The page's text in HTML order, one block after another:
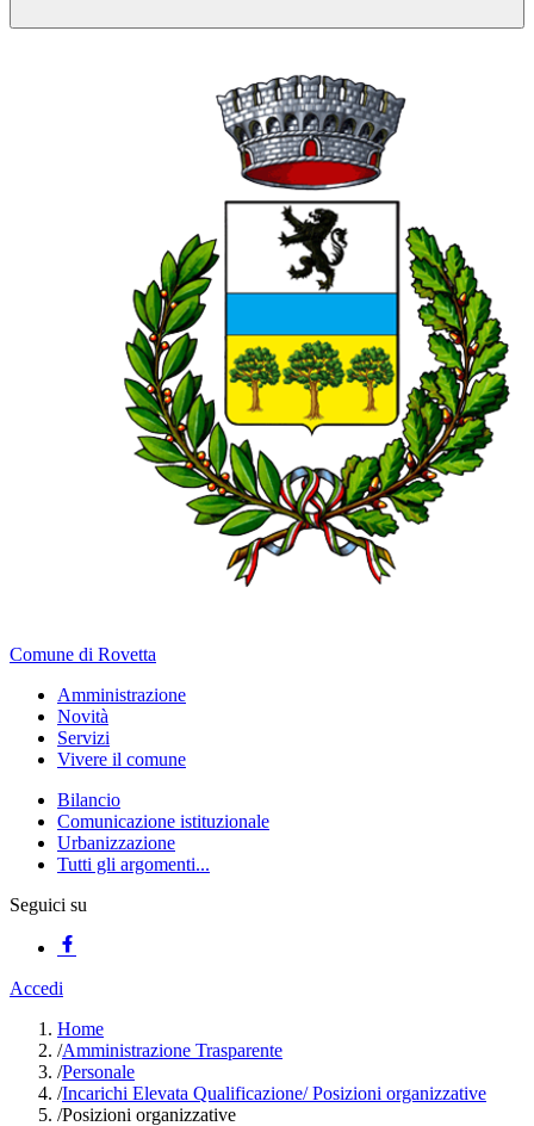
Comune di Rovetta
Amministrazione
Novità
Servizi
Vivere il comune
Bilancio
Comunicazione istituzionale
Urbanizzazione
Tutti gli argomenti...
Seguici su
Accedi
Home
/Amministrazione Trasparente
/Personale
/Incarichi Elevata Qualificazione/ Posizioni organizzative
/Posizioni organizzative